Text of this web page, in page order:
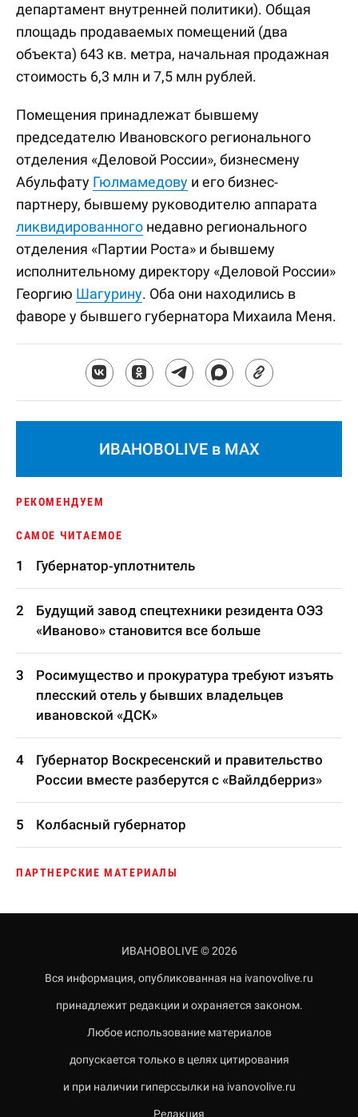
департамент внутренней политики). Общая
площадь продаваемых помещений (два
объекта) 643 кв. метра, начальная продажная
стоимость 6,3 млн и 7,5 млн рублей.
Помещения принадлежат бывшему
председателю Ивановского регионального
отделения «Деловой России», бизнесмену
Абульфату Гюлмамедову и его бизнес-
партнеру, бывшему руководителю аппарата
ликвидированного недавно регионального
отделения «Партии Роста» и бывшему
исполнительному директору «Деловой России»
Георгию Шагурину. Оба они находились в
фаворе у бывшего губернатора Михаила Меня.
ИВАНОВОLIVE в MAX
РЕКОМЕНДУЕМ
САМОЕ ЧИТАЕМОЕ
Губернатор-уплотнитель
Будущий завод спецтехники резидента ОЭЗ
«Иваново» становится все больше
Росимущество и прокуратура требуют изъять
плесский отель у бывших владельцев
ивановской «ДСК»
Губернатор Воскресенский и правительство
России вместе разберутся с «Вайлдберриз»
Колбасный губернатор
ПАРТНЕРСКИЕ МАТЕРИАЛЫ
ИВАНОВОLIVE © 2026
Вся информация, опубликованная на ivanovolive.ru
принадлежит редакции и охраняется законом.
Любое использование материалов
допускается только в целях цитирования
и при наличии гиперссылки на ivanovolive.ru
Редакция